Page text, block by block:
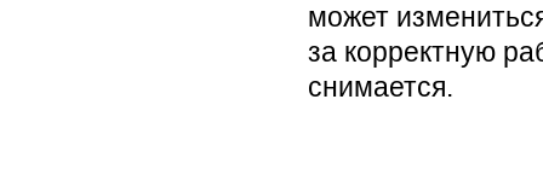
может
за корректную
снимается.